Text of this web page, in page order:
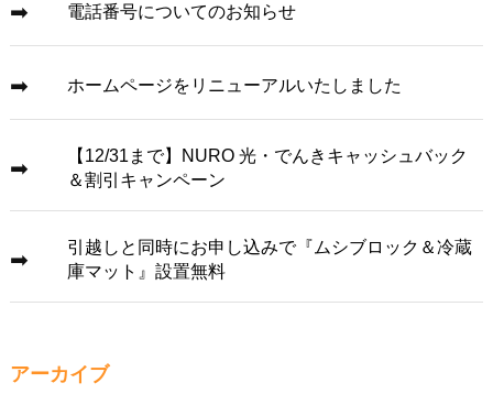
電話番号についてのお知らせ
ホームページをリニューアルいたしました
【12/31まで】NURO 光・でんきキャッシュバック
＆割引キャンペーン
引越しと同時にお申し込みで『ムシブロック＆冷蔵
庫マット』設置無料
アーカイブ